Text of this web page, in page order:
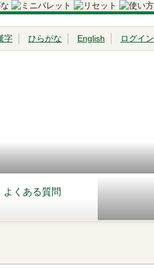
よくある質問
字 ひらがな English ログイン